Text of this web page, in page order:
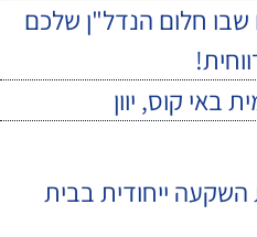
חלום הנדל"ן שלכם
באי קוס, יוון
ייחודית בבית